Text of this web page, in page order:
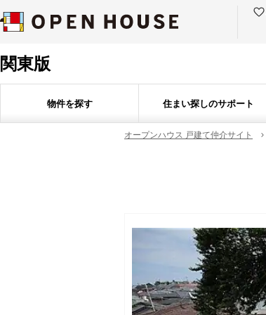
関東版
物件を探す 住まい探しのサポート
オープンハウス 戸建て仲介サイト